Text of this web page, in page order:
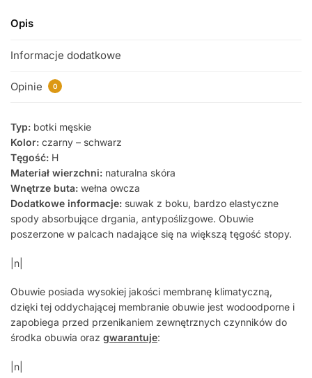
Opis
Informacje dodatkowe
Opinie 0
Typ: botki męskie
Kolor: czarny – schwarz
Tęgość: H
Materiał wierzchni: naturalna skóra
Wnętrze buta: wełna owcza
Dodatkowe informacje: suwak z boku, bardzo elastyczne
spody absorbujące drgania, antypoślizgowe. Obuwie
poszerzone w palcach nadające się na większą tęgość stopy.
|n|
Obuwie posiada wysokiej jakości membranę klimatyczną,
dzięki tej oddychającej membranie obuwie jest wodoodporne i
zapobiega przed przenikaniem zewnętrznych czynników do
środka obuwia oraz gwarantuje:
|n|